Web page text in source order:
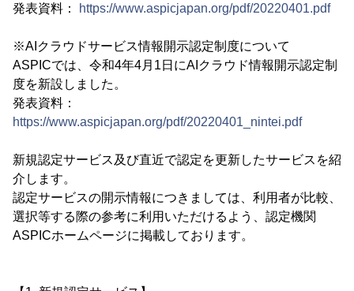
発表資料：
https://www.aspicjapan.org/pdf/20220401.pdf
※AIクラウドサービス情報開示認定制度について
ASPICでは、令和4年4月1日にAIクラウド情報開示認定制
度を新設しました。
発表資料：
https://www.aspicjapan.org/pdf/20220401_nintei.pdf
新規認定サービス及び直近で認定を更新したサービスを紹
介します。
認定サービスの開示情報につきましては、利用者が比較、
選択等する際の参考に利用いただけるよう、認定機関
ASPICホームページに掲載しております。